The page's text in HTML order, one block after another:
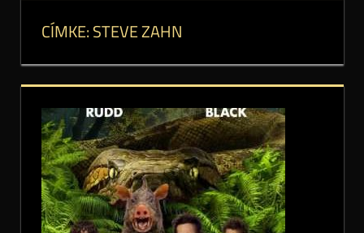
CÍMKE:STEVE ZAHN